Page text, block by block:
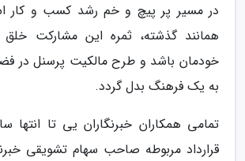
در مسیر پر پیچ و خم رشد کسب و کار
همانند گذشته، ثمره این مشارکت خلق
خودمان باشد و طرح مالکیت پرسنل در
به یک فرهنگ بدل گردد.
قرارداد مربوطه صاحب سهام تشویقی